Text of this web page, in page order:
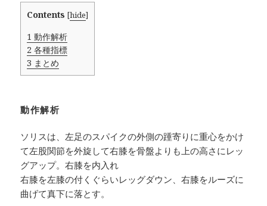
Contents [hide]
1 動作解析
2 各種指標
3 まとめ
動作解析
ソリスは、左足のスパイクの外側の踵寄りに重心をかけ
て左股関節を外旋して右膝を骨盤よりも上の高さにレッ
グアップ。右膝を内入れ
右膝を左膝の付くぐらいレッグダウン、右膝をルーズに
曲げて真下に落とす。